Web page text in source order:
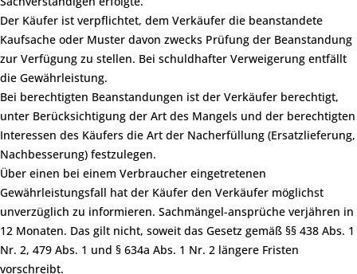
Der Käufer ist verpflichtet, dem Verkäufer die beanstandete
Kaufsache oder Muster davon zwecks Prüfung der Beanstandung
zur Verfügung zu stellen. Bei schuldhafter Verweigerung entfällt
die Gewährleistung.
Bei berechtigten Beanstandungen ist der Verkäufer berechtigt,
unter Berücksichtigung der Art des Mangels und der berechtigten
Interessen des Käufers die Art der Nacherfüllung (Ersatzlieferung,
Nachbesserung) festzulegen.
Über einen bei einem Verbraucher eingetretenen
Gewährleistungsfall hat der Käufer den Verkäufer möglichst
unverzüglich zu informieren. Sachmängel-ansprüche verjähren in
12 Monaten. Das gilt nicht, soweit das Gesetz gemäß §§ 438 Abs. 1
Nr. 2, 479 Abs. 1 und § 634a Abs. 1 Nr. 2 längere Fristen
vorschreibt.